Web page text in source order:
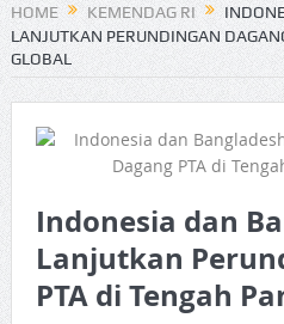
HOME KEMENDAG RI
LANJUTKAN PERUNDINGAN
GLOBAL
Indonesia dan
Lanjutkan
PTA di Tengah